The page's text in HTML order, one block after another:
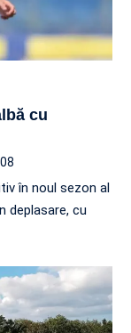
cu
în noul sezon al
deplasare, cu